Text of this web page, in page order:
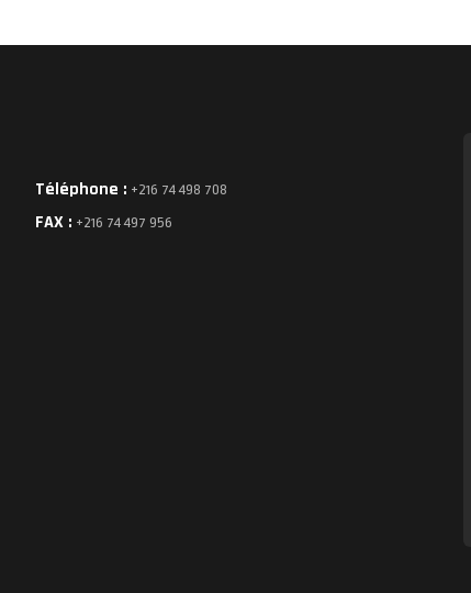
Téléphone : +216 74 498 708
FAX : +216 74 497 956